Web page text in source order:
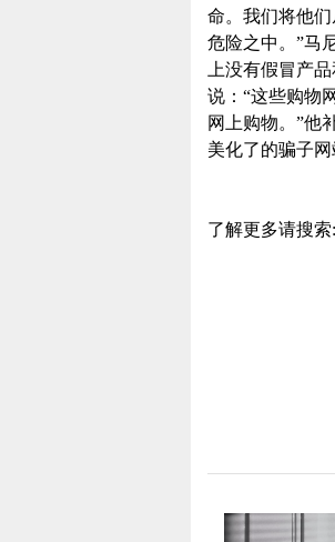
命。我们将他
危险之中。”马
上没有假冒产
说：“这些购物
网上购物。”他
美化了的骗子网
了解更多请搜索: